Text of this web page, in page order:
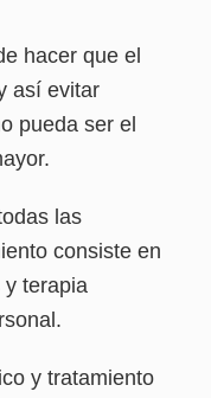
hacer que el
así evitar
pueda ser el
las
consiste en
terapia
y tratamiento